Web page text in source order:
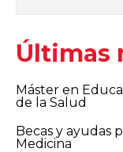
Últimas
Máster en
de la Salud
Becas y ayudas
Medicina